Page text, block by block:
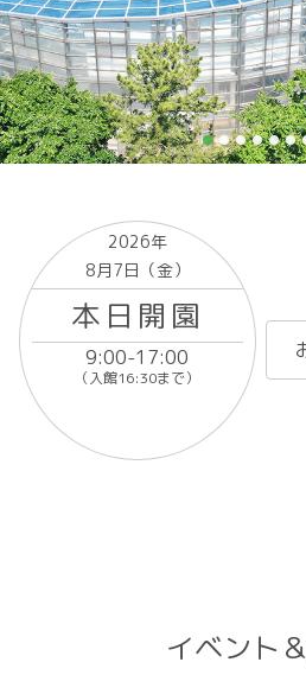
2026年
8月7日（金）
本日開園
9:00-17:00
（入館16:30まで）
イベント